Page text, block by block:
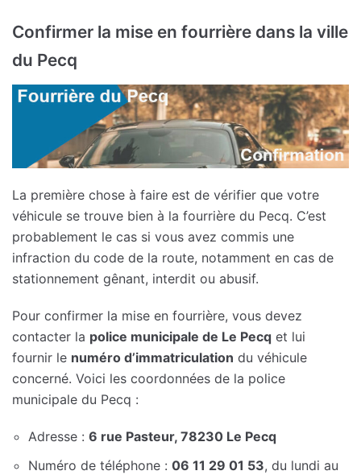
Confirmer la mise en fourrière dans la ville
du Pecq
La première chose à faire est de vérifier que votre
véhicule se trouve bien à la fourrière du Pecq. C’est
probablement le cas si vous avez commis une
infraction du code de la route, notamment en cas de
stationnement gênant, interdit ou abusif.
Pour confirmer la mise en fourrière, vous devez
contacter la police municipale de Le Pecq et lui
fournir le numéro d’immatriculation du véhicule
concerné. Voici les coordonnées de la police
municipale du Pecq :
Adresse : 6 rue Pasteur, 78230 Le Pecq
Numéro de téléphone : 06 11 29 01 53, du lundi au